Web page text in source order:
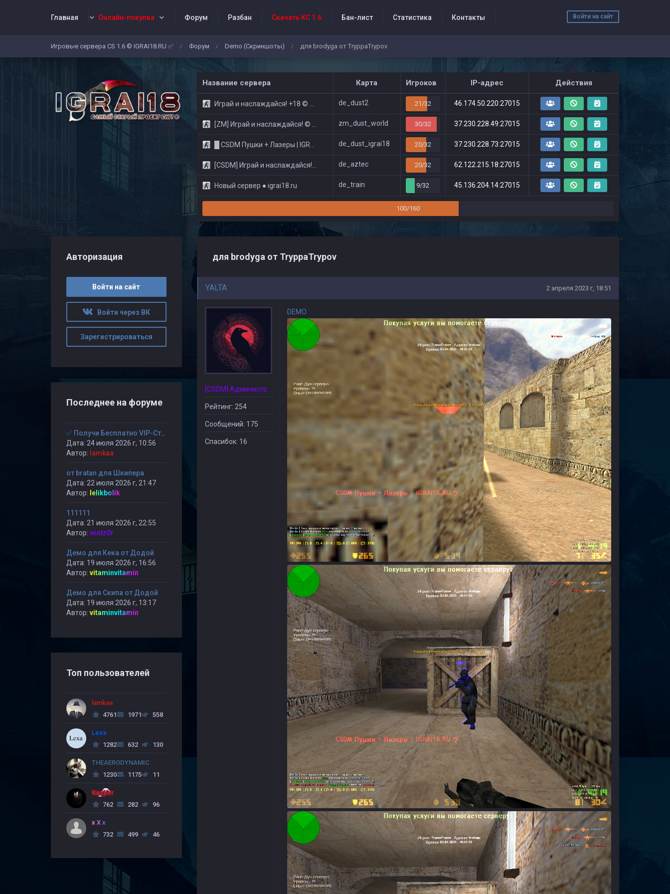
Войти на сайт
Главная Онлайн-покупка Форум Разбан Скачать КС 1.6 Бан-лист Статистика Контакты
События проекта
Игровые сервера CS 1.6 © IGRAI18.RU ✅ / Форум / Demo (Скриншоты) / для brodyga от TryppaTrypov
Название сервера Карта Игроков IP-адрес Действия
Играй и наслаждайся! +18 © Public de_dust2 21/32 46.174.50.220:27015
[ZM] Играй и наслаждайся! © Zombie Show zm_dust_world 30/32 37.230.228.49:27015
█ CSDM Пушки + Лазеры | IGRAI18.RU ツ █ de_dust_igrai18 20/32 37.230.228.73:27015
[CSDM] Играй и наслаждайся! © Classic de_aztec 20/32 62.122.215.18:27015
Новый сервер ● igrai18.ru de_train 9/32 45.136.204.14:27015
100/160
для brodyga от TryppaTrypov
YALTA 2 апреля 2023 г, 18:51
Рейтинг: 254
Сообщений: 175
Спасибок: 16
DEMO
Авторизация
Войти на сайт
Войти через ВК
Зарегистрироваться
Последнее на форуме
Дата: 24 июля 2026 г, 10:56
Автор: lamkaa
от bratan для Шкипера
Дата: 22 июля 2026 г, 21:47
Автор: lelikbolik
111111
Дата: 21 июля 2026 г, 22:55
Автор: wintz0r
Демо для Кека от Додой
Дата: 19 июля 2026 г, 16:56
Автор: vitaminvitamin
Демо для Скипа от Додой
Дата: 19 июля 2026 г, 13:17
Автор: vitaminvitamin
Топ пользователей
lamkaa
4761
1971 558
Lexa
1282
632 130
THEAERODYNAMIC
1230
1175 11
Kasper
762
282 96
x X x
732
499 46